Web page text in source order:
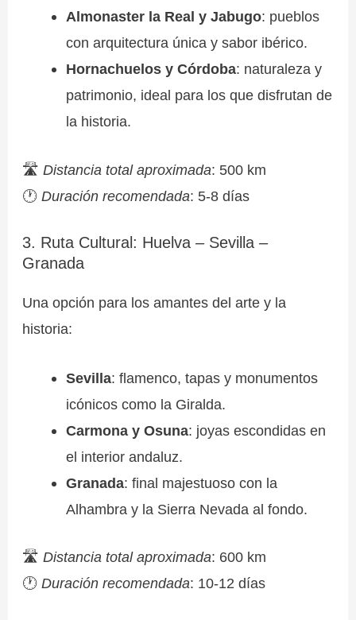
Almonaster la Real y Jabugo: pueblos
con arquitectura única y sabor ibérico.
Hornachuelos y Córdoba: naturaleza y
patrimonio, ideal para los que disfrutan de
la historia.
🛣Distancia total aproximada: 500 km
🕐Duración recomendada: 5-8 días
3. Ruta Cultural: Huelva – Sevilla –
Granada
Una opción para los amantes del arte y la
historia:
Sevilla: flamenco, tapas y monumentos
icónicos como la Giralda.
Carmona y Osuna: joyas escondidas en
el interior andaluz.
Granada: final majestuoso con la
Alhambra y la Sierra Nevada al fondo.
🛣Distancia total aproximada: 600 km
🕐Duración recomendada: 10-12 días